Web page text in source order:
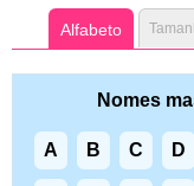
Alfabeto
Nomes
A B C D